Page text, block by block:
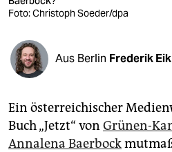
veranstaltungen
fragen & hilfe
abo
genossenschaft
Foto: Christoph Soeder/dpa
Aus Berlin Frederik
Ein österreichischer
Buch „Jetzt“ von Grünen-
Annalena Baerbock